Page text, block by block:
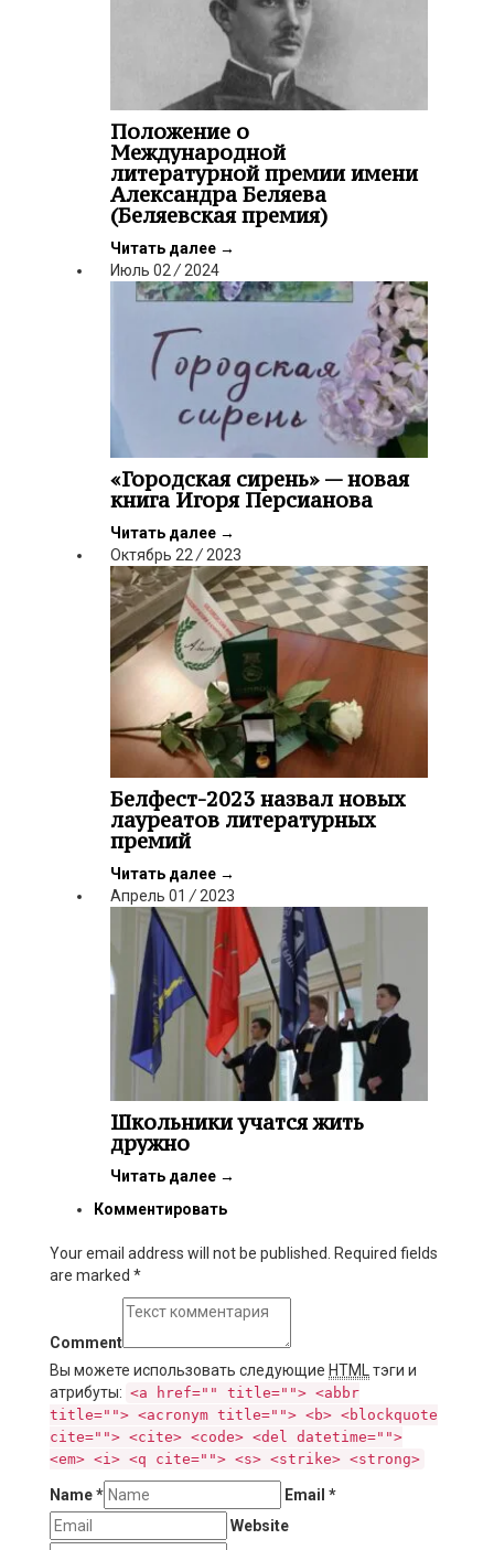
Положение о
Международной
литературной премии имени
Александра Беляева
(Беляевская премия)
Читать далее →
Июль 02 / 2024
«Городская сирень» — новая
книга Игоря Персианова
Читать далее →
Октябрь 22 / 2023
Белфест-2023 назвал новых
лауреатов литературных
премий
Читать далее →
Апрель 01 / 2023
Школьники учатся жить
дружно
Читать далее →
Комментировать
Your email address will not be published. Required fields
are marked *
Comment
Вы можете использовать следующие HTML
тэги и
атрибуты: <a href="" title=""> <abbr
title=""> <acronym title=""> <b> <blockquote
cite=""> <cite> <code> <del datetime="">
<em> <i> <q cite=""> <s> <strike> <strong>
Name* Email *
Website